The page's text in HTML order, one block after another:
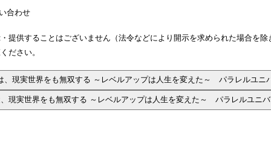
合わせ
供することはございません（法令などにより開示を求められた場合を除
ださい。
無双系王道MMORPGが新登場！ 『異世界でチート能力を手にした俺は、現実世界をも無双する ～レベルアップは人生を変えた～ パ
先行プレイキャンペーン実施決定！ 『異世界でチート能力を手にした俺は、現実世界をも無双する ～レベルアップは人生を変えた～ パラ